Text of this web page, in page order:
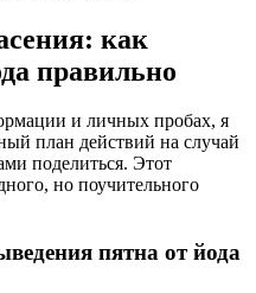
как
правильно
и личных пробах, я
план действий на случай
поделиться. Этот
но поучительного
пятна от йода